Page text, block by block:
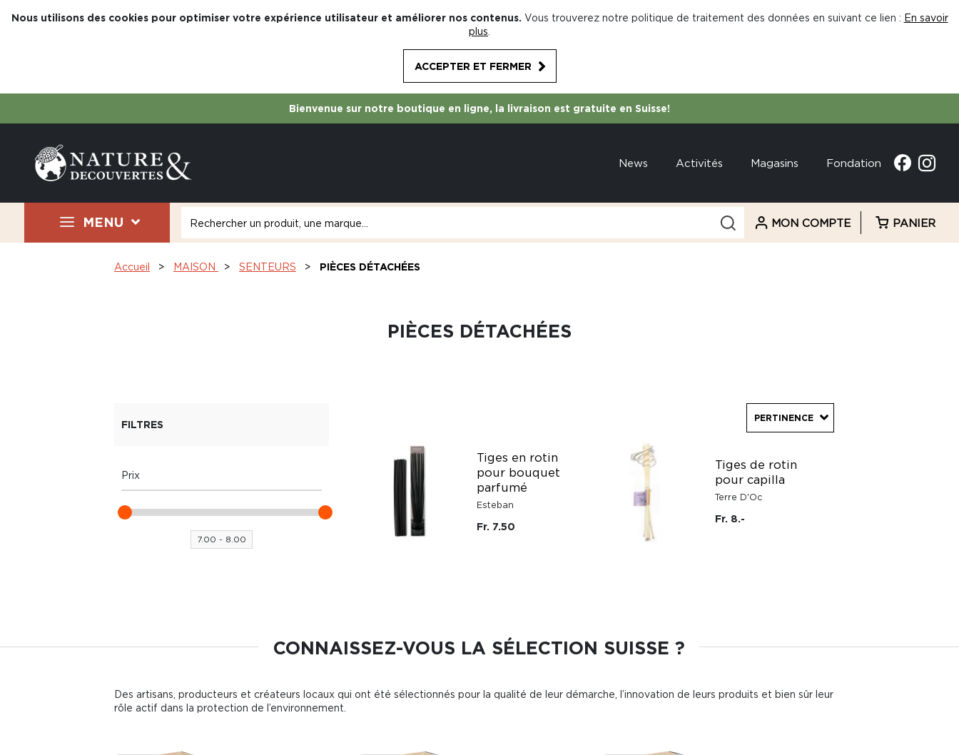
Nous utilisons des cookies pour optimiser votre expérience utilisateur et améliorer nos contenus. Vous trouverez notre politique de traitement des données en suivant ce lien : En savoir
plus
ACCEPTER ET FERMER
Bienvenue sur notre boutique en ligne, la livraison est gratuite en Suisse!
News Activités Magasins Fondation
MENU MON COMPTE PANIER
Accueil MAISON SENTEURS PIÈCES DÉTACHÉES
PIÈCES DÉTACHÉES
FILTRES
Prix
7.00 - 8.00
PERTINENCE
Tiges en rotin
pour bouquet
parfumé
Esteban
Fr. 7.50
Tiges de rotin
pour capilla
Terre D'Oc
Fr. 8.-
CONNAISSEZ-VOUS LA SÉLECTION SUISSE ?
Des artisans, producteurs et créateurs locaux qui ont été sélectionnés pour la qualité de leur démarche, l’innovation de leurs produits et bien sûr leur
rôle actif dans la protection de l’environnement.